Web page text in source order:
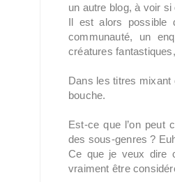
un autre blog, à voir
Il est alors possible
communauté, un
créatures
Dans les titres mixant
bouche.
Est-ce que l’on peut
des sous-genres ?
Ce que je veux dire
vraiment être